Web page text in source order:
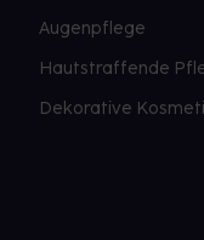
Augenpflege
Hautstraffende
Dekorative